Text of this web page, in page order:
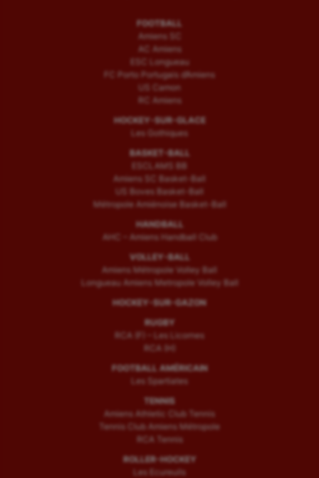
FOOTBALL
Amiens SC
AC Amiens
ESC Longueau
FC Porto Portugais d’Amiens
US Camon
RC Amiens
HOCKEY-SUR-GLACE
Les Gothiques
BASKET-BALL
ESCLAMS BB
Amiens SC Basket-Ball
US Boves Basket-Ball
Métropole Amiénoise Basket-Ball
HANDBALL
AHC – Amiens Handball Club
VOLLEY-BALL
Amiens Métropole Volley Ball
Longueau Amiens Metropole Volley Ball
HOCKEY-SUR-GAZON
RUGBY
RCA (F) – Les Licornes
RCA (H)
FOOTBALL AMÉRICAIN
Les Spartiates
TENNIS
Amiens Athletic Club Tennis
Tennis Club Amiens Métropole
RCA Tennis
ROLLER-HOCKEY
Les Ecureuils